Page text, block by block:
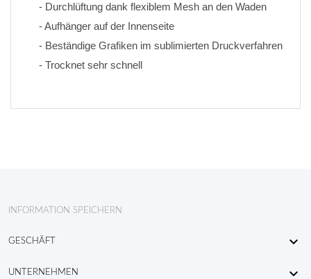
- Durchlüftung dank flexiblem Mesh an den Waden
- Aufhänger auf der Innenseite
- Trocknet sehr schnell
INFORMATION SPEICHERN
GESCHÄFT 
UNTERNEHMEN 